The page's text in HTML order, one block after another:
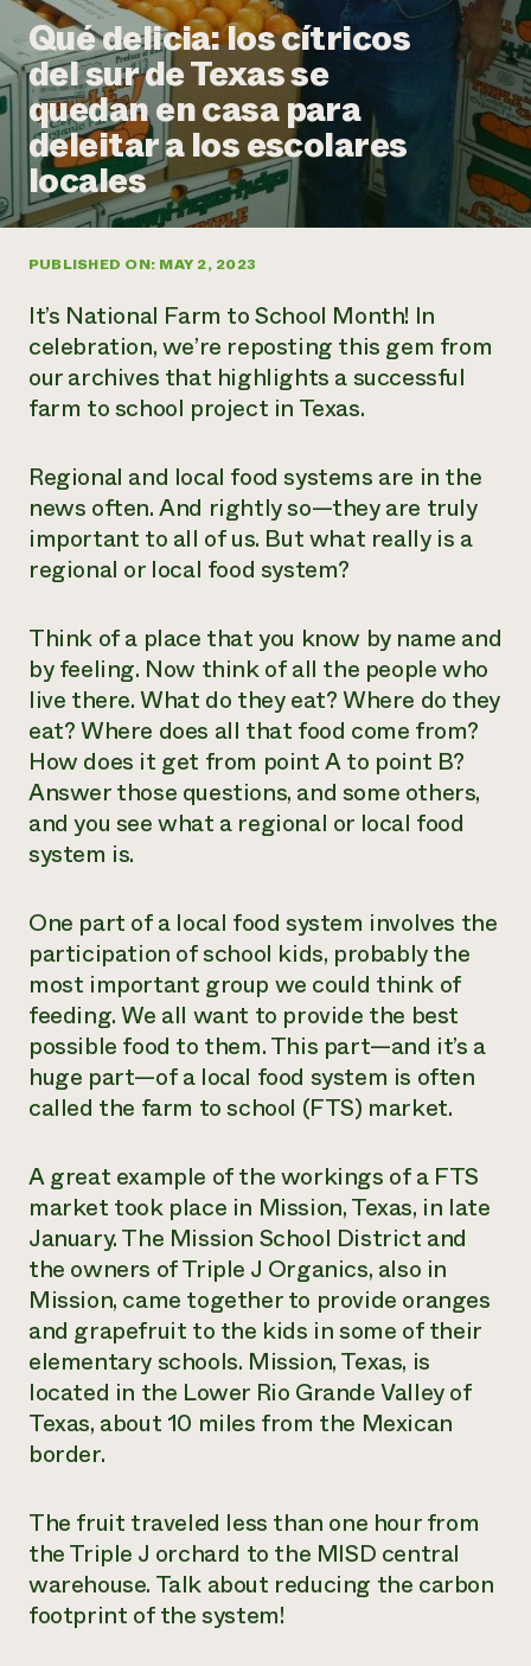
Informes anuales y financieros
Historias de impacto
Informe de
impacto 2024
LEER EL INFORME
Latinos en la agricultura
Sistemas alimentarios locales
Agricultura urbana
Las mujeres en la agricultura
Evento anual de reciclaje de productos electrónicos
Servicios energéticos comerciales
Servicios energéticos residenciales
LIHEAP
Centro de intercambio de información AgriSolar
Blog
Podcasts
Publicaciones
Cursos cortos
Vídeos
Noticias
Internship Hub
Contratar a un becario
Llame a la
directa de
1-800-346-
Asociaciones empresariales
Donar
Donaciones planificadas
Boletín
Consultas de los medios de comunicación
contribuyen a la
resiliencia de la
comunidad.
DONAR AHORA
Qué delicia: los cítricos
del sur de Texas se
quedan en casa para
deleitar a los escolares
locales
PUBLISHED ON: MAY 2, 2023
It’s National Farm to School Month! In
celebration, we’re reposting this gem from
our archives that highlights a successful
farm to school project in Texas.
Regional and local food systems are in the
news often. And rightly so—they are truly
important to all of us. But what really is a
regional or local food system?
Think of a place that you know by name and
by feeling. Now think of all the people who
live there. What do they eat? Where do they
eat? Where does all that food come from?
How does it get from point A to point B?
Answer those questions, and some others,
and you see what a regional or local food
system is.
One part of a local food system involves the
participation of school kids, probably the
most important group we could think of
feeding. We all want to provide the best
possible food to them. This part—and it’s a
huge part—of a local food system is often
called the farm to school (FTS) market.
A great example of the workings of a FTS
market took place in Mission, Texas, in late
January. The Mission School District and
the owners of Triple J Organics, also in
Mission, came together to provide oranges
and grapefruit to the kids in some of their
elementary schools. Mission, Texas, is
located in the Lower Rio Grande Valley of
Texas, about 10 miles from the Mexican
border.
The fruit traveled less than one hour from
the Triple J orchard to the MISD central
warehouse. Talk about reducing the carbon
footprint of the system!